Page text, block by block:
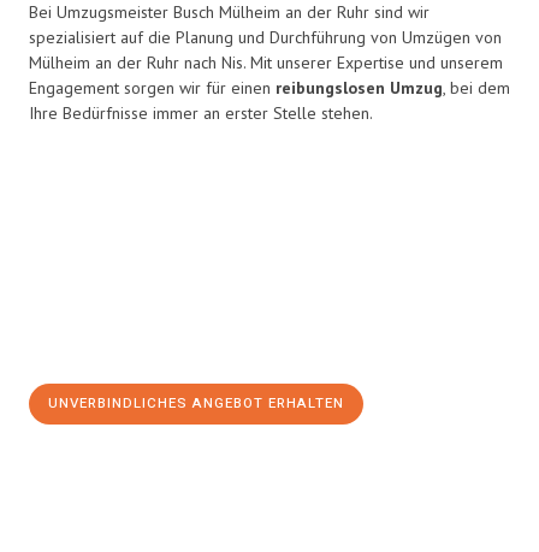
Bei Umzugsmeister Busch Mülheim an der Ruhr sind wir
spezialisiert auf die Planung und Durchführung von Umzügen von
Mülheim an der Ruhr nach Nis. Mit unserer Expertise und unserem
Engagement sorgen wir für einen reibungslosen Umzug, bei dem
Ihre Bedürfnisse immer an erster Stelle stehen.
UNVERBINDLICHES ANGEBOT ERHALTEN